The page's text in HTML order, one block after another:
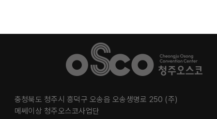
충청북도 청주시 흥덕구 오송읍 오송생명로 250 (주)
메쎄이상 청주오스코사업단